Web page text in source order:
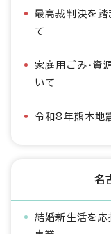
最高裁判決を踏
て
家庭用ごみ・資
いて
令和8年熊本地
名
結婚新生活を